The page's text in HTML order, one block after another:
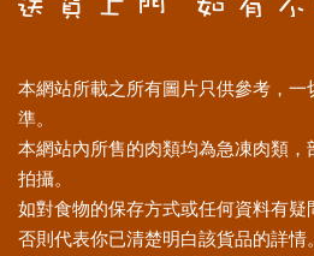
本網站所載之所有圖片只供參考，一
準。
本網站內所售的肉類均為急凍肉類，
拍攝。
如對食物的保存方式或任何資料有疑
否則代表你已清楚明白該貨品的詳情。